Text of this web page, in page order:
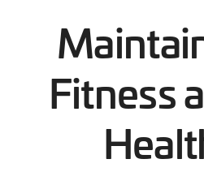
Fitness